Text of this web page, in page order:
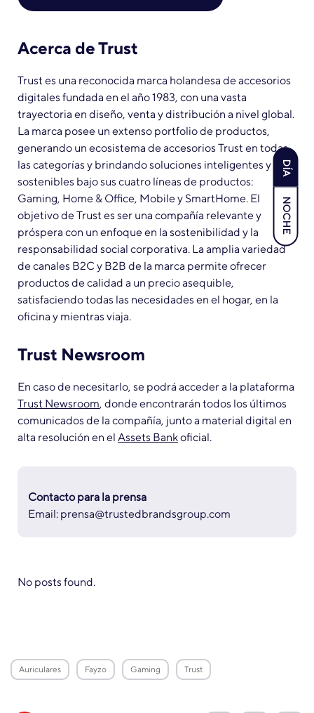
DÍA
NOCHE
Acerca de Trust
Trust es una reconocida marca holandesa de accesorios
digitales fundada en el año 1983, con una vasta
trayectoria en diseño, venta y distribución a nivel global.
La marca posee un extenso portfolio de productos,
generando un ecosistema de accesorios Trust en todas
las categorías y brindando soluciones inteligentes y
sostenibles bajo sus cuatro líneas de productos:
Gaming, Home & Office, Mobile y SmartHome. El
objetivo de Trust es ser una compañía relevante y
próspera con un enfoque en la sostenibilidad y la
responsabilidad social corporativa. La amplia variedad
de canales B2C y B2B de la marca permite ofrecer
productos de calidad a un precio asequible,
satisfaciendo todas las necesidades en el hogar, en la
oficina y mientras viaja.
Trust Newsroom
En caso de necesitarlo, se podrá acceder a la plataforma
Trust Newsroom, donde encontrarán todos los últimos
comunicados de la compañía, junto a material digital en
alta resolución en el Assets Bankoficial.
Contacto para la prensa
Email: prensa@trustedbrandsgroup.com
No posts found.
Auriculares Fayzo Gaming Trust